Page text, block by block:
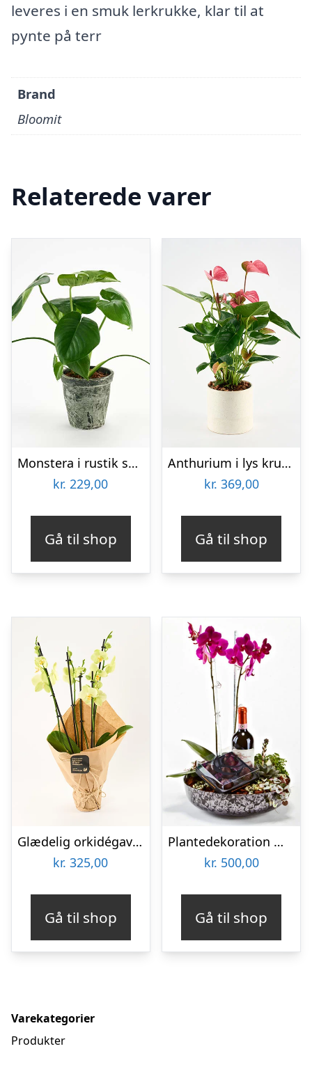
leveres i en smuk lerkrukke, klar til at
pynte på terr
Brand
Bloomit
Relaterede varer
Monstera i rustik skjuler – Send blomster med Bloomit
kr. 229,00
Gå til shop
Anthurium i lys krukke – Send blomster med Bloomit
kr. 369,00
Gå til shop
Glædelig orkidégave – Send blomster med Bloomit
kr. 325,00
Gå til shop
Plantedekoration med vin og lækker chokolade – Send blomster med Bloomit
kr. 500,00
Gå til shop
Varekategorier
Produkter